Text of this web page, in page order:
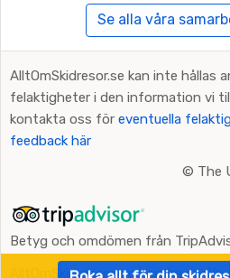
Se alla våra
AlltOmSkidresor.se kan inte hållas
felaktigheter i den information vi
kontakta oss för eventuella
feedback här
© The
Betyg och omdömen från
AlltOmSkidresor.se på andra språk: